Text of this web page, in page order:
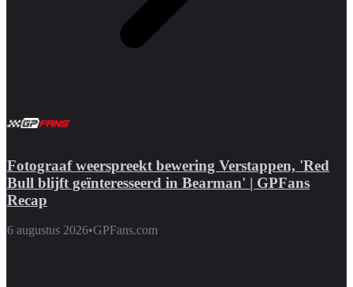
Fotograaf weerspreekt bewering Verstappen, 'Red
Bull blijft geïnteresseerd in Bearman' | GPFans
Recap
6 augustus 2026•GPFans.com